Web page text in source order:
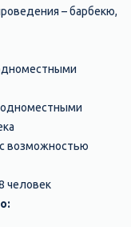
– барбекю,
возможностью
человек